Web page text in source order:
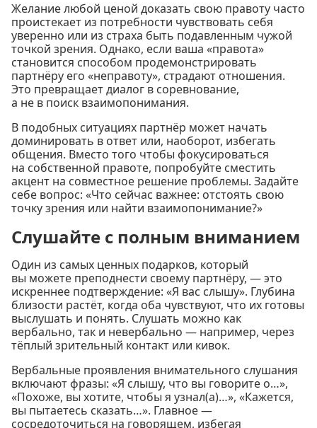
Желание любой ценой доказать свою правоту часто
проистекает из потребности чувствовать себя
уверенно или из страха быть подавленным чужой
точкой зрения. Однако, если ваша «правота»
становится способом продемонстрировать
партнёру его «неправоту», страдают отношения.
Это превращает диалог в соревнование,
а не в поиск взаимопонимания.
В подобных ситуациях партнёр может начать
доминировать в ответ или, наоборот, избегать
общения. Вместо того чтобы фокусироваться
на собственной правоте, попробуйте сместить
акцент на совместное решение проблемы. Задайте
себе вопрос: «Что сейчас важнее: отстоять свою
точку зрения или найти взаимопонимание?»
Слушайте с полным вниманием
Один из самых ценных подарков, который
вы можете преподнести своему партнёру, — это
искреннее подтверждение: «Я вас слышу». Глубина
близости растёт, когда оба чувствуют, что их готовы
выслушать и понять. Слушать можно как
вербально, так и невербально — например, через
тёплый зрительный контакт или кивок.
Вербальные проявления внимательного слушания
включают фразы: «Я слышу, что вы говорите о…»,
«Похоже, вы хотите, чтобы я узнал(а)…», «Кажется,
вы пытаетесь сказать…». Главное —
сосредоточиться на говорящем, избегая